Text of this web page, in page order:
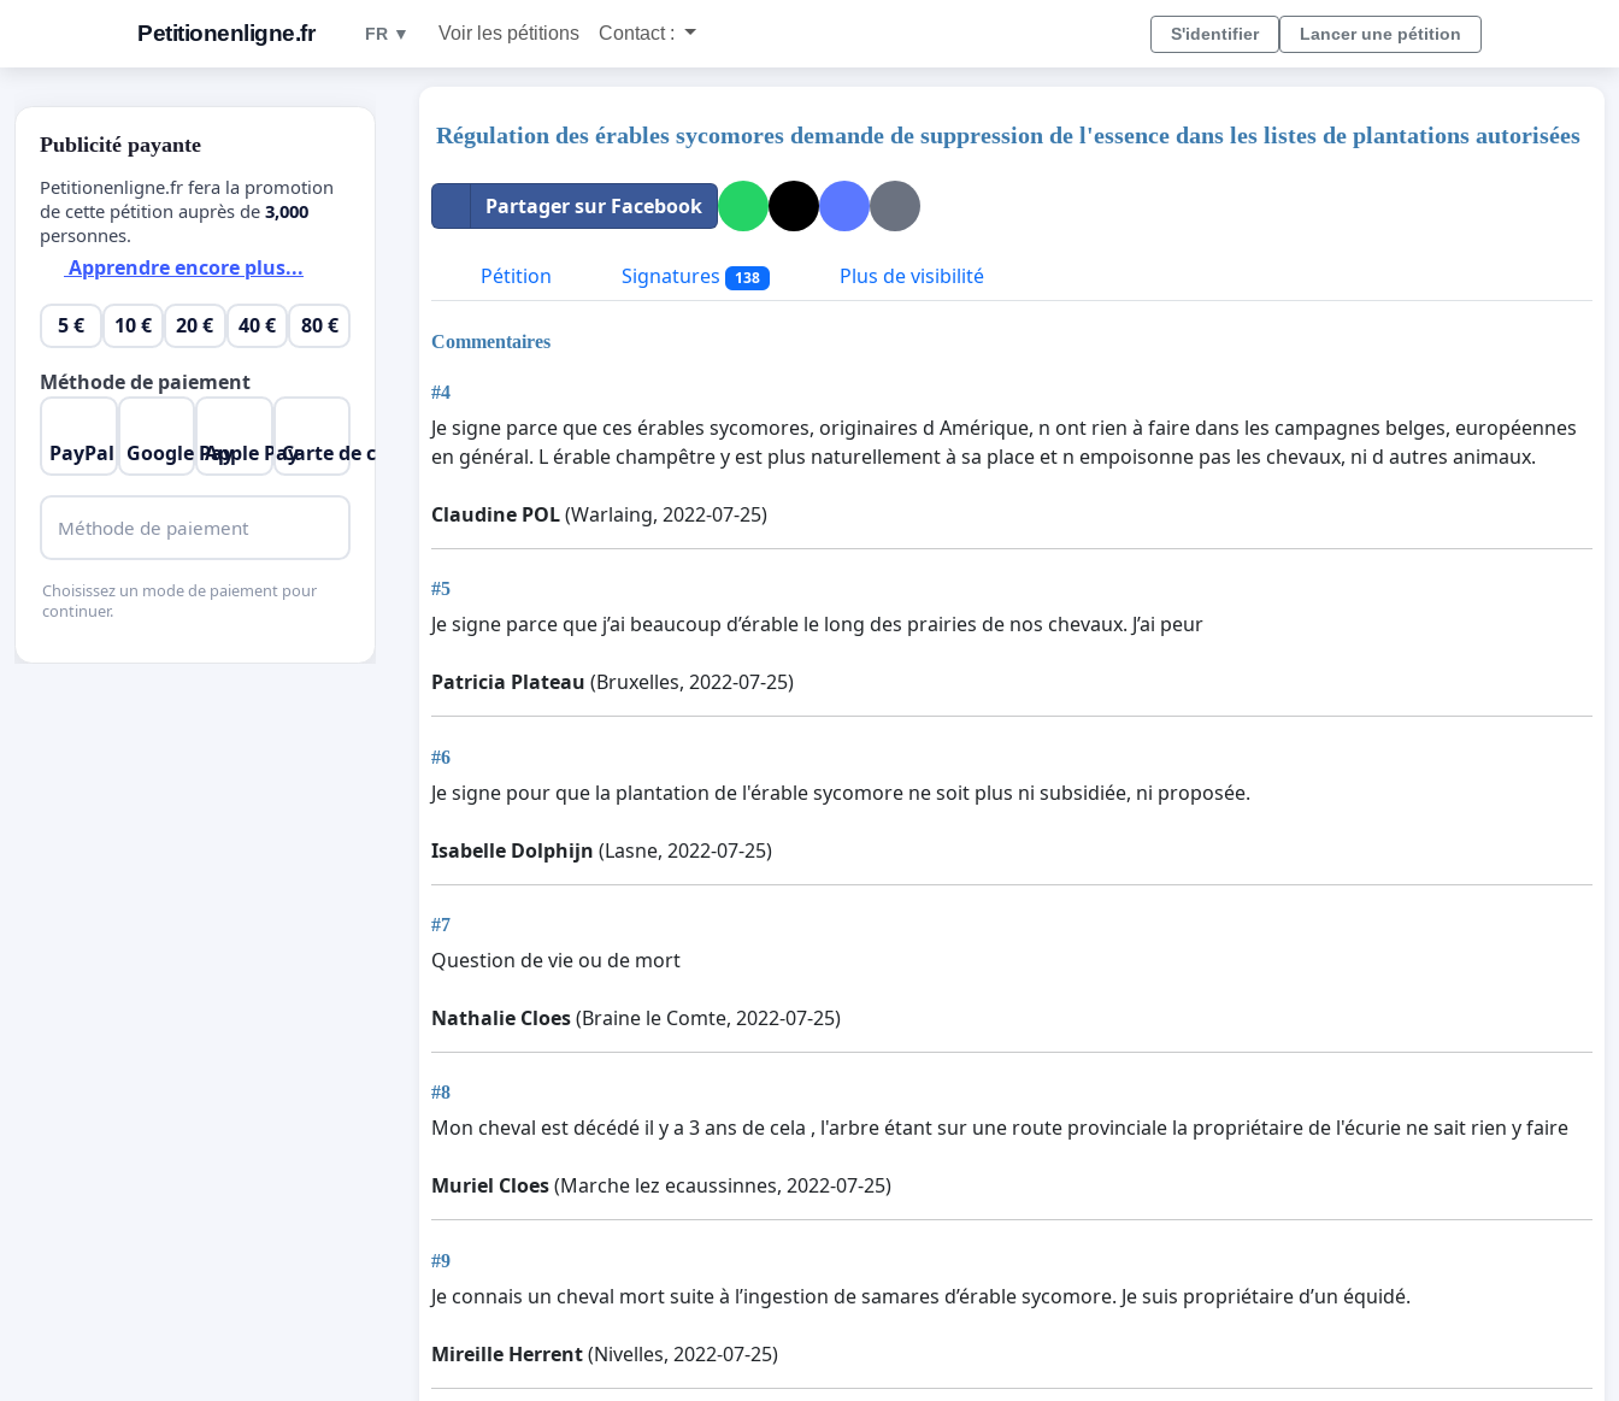
Petitionenligne.fr FR ▼ Voir les pétitions Contact : S'identifier Lancer une pétition
Régulation des érables sycomores demande de suppression de l'essence dans les listes de plantations autorisées
Partager sur Facebook
Pétition Signatures 138 Plus de visibilité
Commentaires
#4
Je signe parce que ces érables sycomores, originaires d Amérique, n ont rien à faire dans les campagnes belges, européennes
en général. L érable champêtre y est plus naturellement à sa place et n empoisonne pas les chevaux, ni d autres animaux.
Claudine POL(Warlaing, 2022-07-25)
#5
Je signe parce que j’ai beaucoup d’érable le long des prairies de nos chevaux. J’ai peur
Patricia Plateau (Bruxelles, 2022-07-25)
#6
Je signe pour que la plantation de l'érable sycomore ne soit plus ni subsidiée, ni proposée.
Isabelle Dolphijn (Lasne, 2022-07-25)
#7
Question de vie ou de mort
Nathalie Cloes(Braine le Comte, 2022-07-25)
#8
Mon cheval est décédé il y a 3 ans de cela , l'arbre étant sur une route provinciale la propriétaire de l'écurie ne sait rien y faire
Muriel Cloes(Marche lez ecaussinnes, 2022-07-25)
#9
Je connais un cheval mort suite à l’ingestion de samares d’érable sycomore. Je suis propriétaire d’un équidé.
Mireille Herrent(Nivelles, 2022-07-25)
Publicité payante
Petitionenligne.fr fera la promotion
de cette pétition auprès de 3,000
personnes.
Apprendre encore plus...
5 € 10 € 20 € 40 € 80 €
Méthode de paiement
PayPal Google PayApple PayCarte de crédit
Méthode de paiement
Choisissez un mode de paiement pour
continuer.